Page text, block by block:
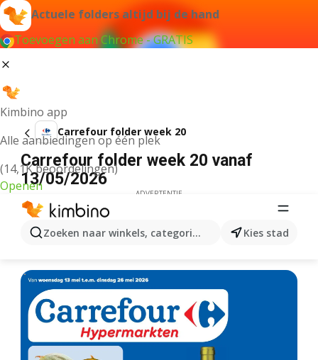
Actuele folders altijd bij de hand
Toevoegen aan Chrome - GRATIS
Kimbino app
Alle aanbiedingen op één plek
(14,1K beoordelingen)
Openen
Zoeken naar winkels, categorieën, producten...
Kies stad
Carrefour folder week 20
Carrefour folder week 20 vanaf
13/05/2026
ADVERTENTIE